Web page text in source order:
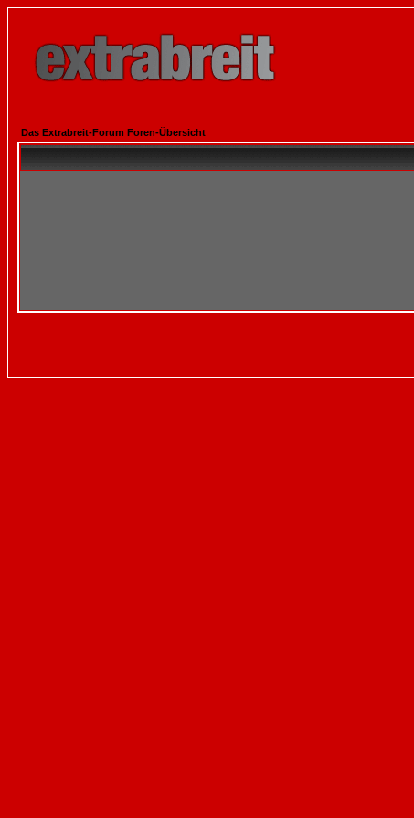
Das Extrabreit-Forum Foren-Übersicht